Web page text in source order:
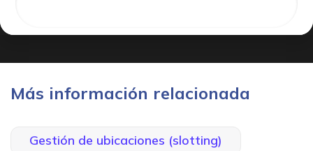
Más información relacionada
Gestión de ubicaciones (slotting)